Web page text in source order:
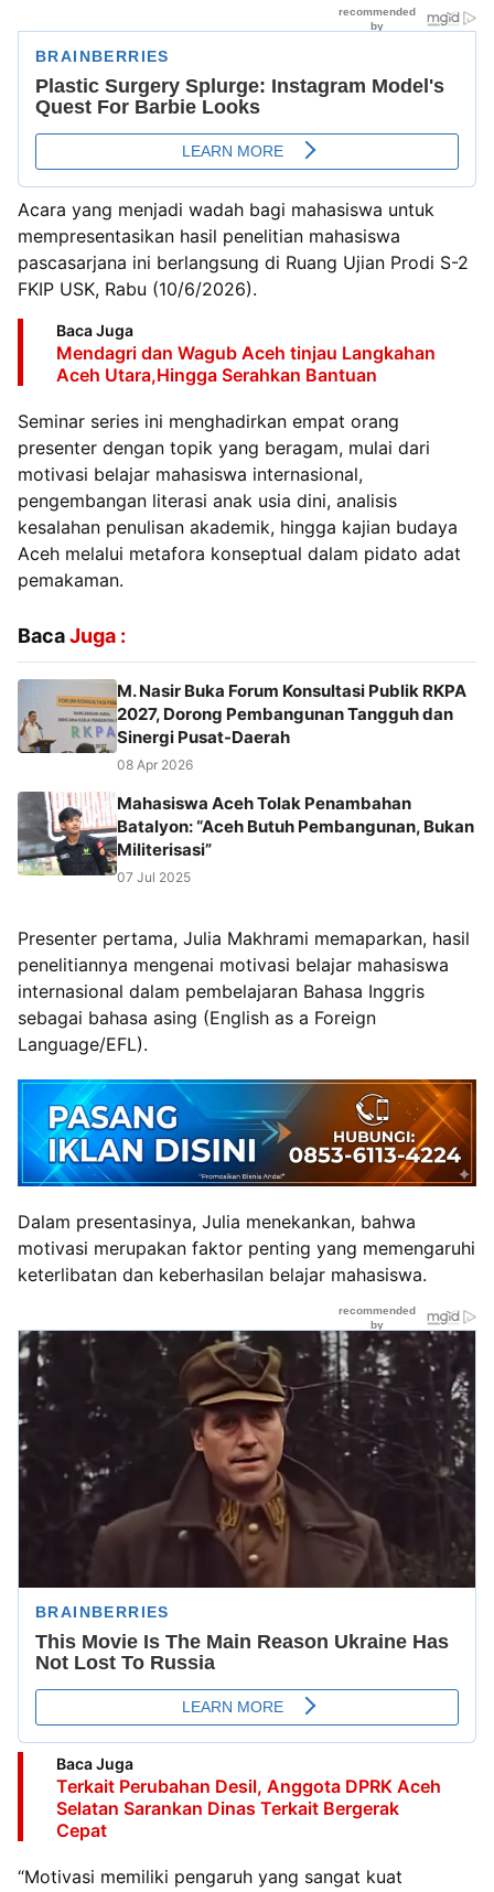
Acara yang menjadi wadah bagi mahasiswa untuk
mempresentasikan hasil penelitian mahasiswa
pascasarjana ini berlangsung di Ruang Ujian Prodi S-2
FKIP USK, Rabu (10/6/2026).
Baca Juga
Mendagri dan Wagub Aceh tinjau Langkahan
Aceh Utara,Hingga Serahkan Bantuan
Seminar series ini menghadirkan empat orang
presenter dengan topik yang beragam, mulai dari
motivasi belajar mahasiswa internasional,
pengembangan literasi anak usia dini, analisis
kesalahan penulisan akademik, hingga kajian budaya
Aceh melalui metafora konseptual dalam pidato adat
pemakaman.
BacaJuga :
M. Nasir Buka Forum Konsultasi Publik RKPA
2027, Dorong Pembangunan Tangguh dan
Sinergi Pusat-Daerah ‎
08 Apr 2026
Mahasiswa Aceh Tolak Penambahan
Batalyon: “Aceh Butuh Pembangunan, Bukan
Militerisasi”
07 Jul 2025
Presenter pertama, Julia Makhrami memaparkan, hasil
penelitiannya mengenai motivasi belajar mahasiswa
internasional dalam pembelajaran Bahasa Inggris
sebagai bahasa asing (English as a Foreign
Language/EFL).
Dalam presentasinya, Julia menekankan, bahwa
motivasi merupakan faktor penting yang memengaruhi
keterlibatan dan keberhasilan belajar mahasiswa.
Baca Juga
Terkait Perubahan Desil, Anggota DPRK Aceh
Selatan Sarankan Dinas Terkait Bergerak
Cepat
“Motivasi memiliki pengaruh yang sangat kuat